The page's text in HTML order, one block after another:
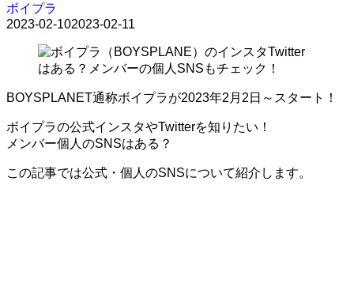
ボイプラ
2023-02-102023-02-11
BOYSPLANET通称ボイプラが2023年2月2日～スタート！
ボイプラの公式インスタやTwitterを知りたい！
メンバー個人のSNSはある？
この記事では公式・個人のSNSについて紹介します。